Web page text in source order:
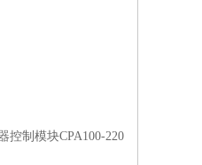
控制模块CPA100-220